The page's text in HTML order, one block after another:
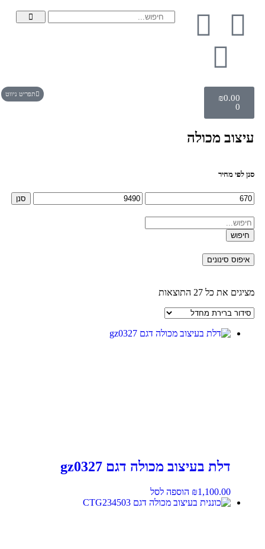
₪0.00
תפריט ניווט
עיצוב מכולה
סנן לפי מחיר
סנן
חיפוש
איפוס סינונים
מציגים את כל ⁦27⁩ התוצאות
דלת בעיצוב מכולה דגם gz0327
₪ 1,100.00 הוספה לסל